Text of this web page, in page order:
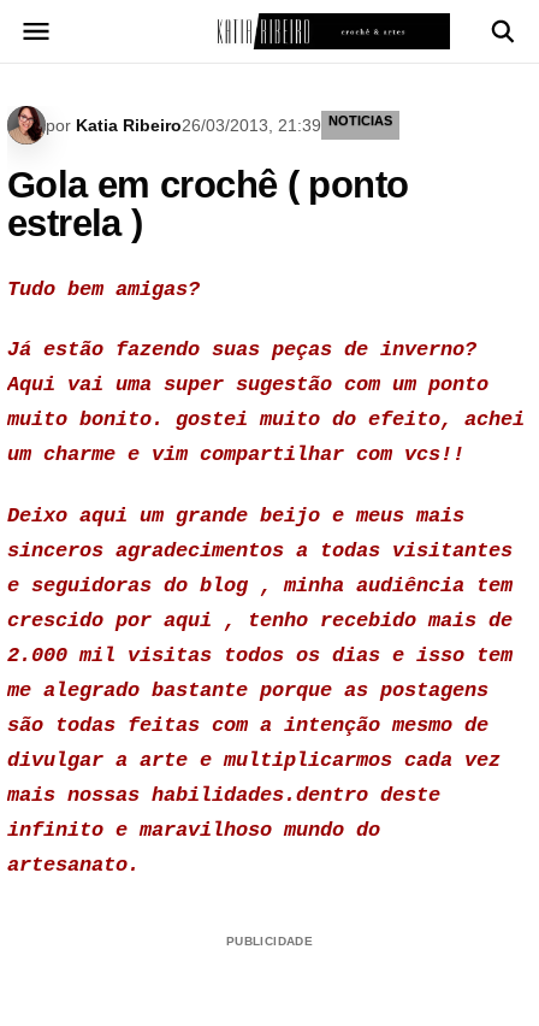
para
por Katia Ribeiro26/03/2013, 21:39 NOTICIAS
Gola em crochê ( ponto
estrela )
Tudo bem amigas?
Já estão fazendo suas peças de inverno?
Aqui vai uma super sugestão com um ponto
muito bonito. gostei muito do efeito, achei
um charme e vim compartilhar com vcs!!
Deixo aqui um grande beijo e meus mais
sinceros agradecimentos a todas visitantes
e seguidoras do blog , minha audiência tem
crescido por aqui , tenho recebido mais de
2.000 mil visitas todos os dias e isso tem
me alegrado bastante porque as postagens
são todas feitas com a intenção mesmo de
divulgar a arte e multiplicarmos cada vez
mais nossas habilidades.dentro deste
infinito e maravilhoso mundo do
artesanato.
PUBLICIDADE